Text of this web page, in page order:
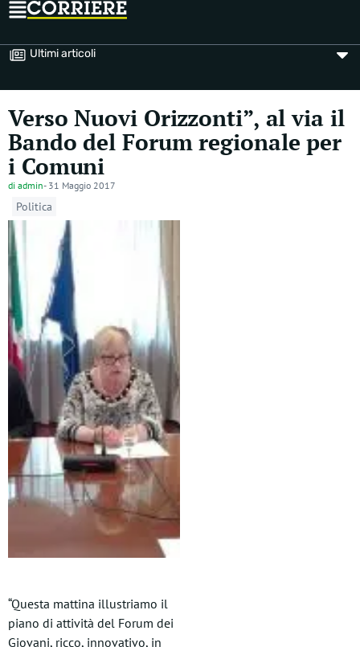
Ultimi articoli
Verso Nuovi Orizzonti”, al via il
Bando del Forum regionale per
i Comuni
di admin- 31 Maggio 2017
Politica
“Questa mattina illustriamo il
piano di attività del Forum dei
Giovani, ricco, innovativo, in